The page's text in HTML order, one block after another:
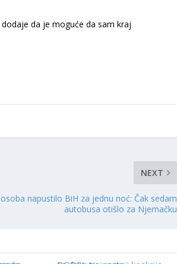
da je moguće da sam kraj
NEXT
napustilo BiH za jednu noć: Čak sedam
autobusa otišlo za Njemačku